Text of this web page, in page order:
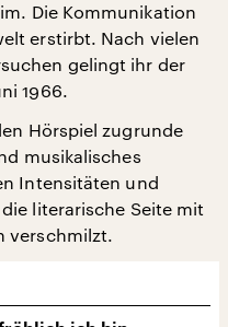
Die Kommunikation
erstirbt. Nach vielen
gelingt ihr der
1966.
Hörspiel zugrunde
musikalisches
Intensitäten und
literarische Seite mit
verschmilzt.